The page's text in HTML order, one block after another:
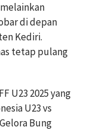
di depan
Kediri.
tetap pulang
U23 2025 yang
U23 vs
Bung